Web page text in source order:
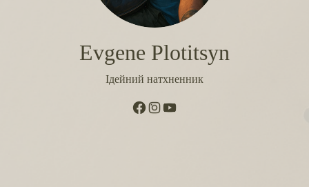
Evgene Plotitsyn
Ідейний натхненник